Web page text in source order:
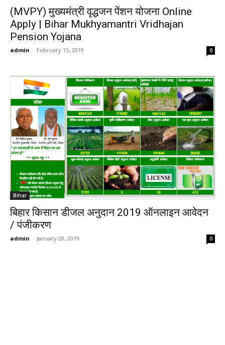
(MVPY) मुख्यमंत्री वृद्धजन पेंशन योजना Online
Apply | Bihar Mukhyamantri Vridhajan
Pension Yojana
admin - February 15, 2019 0
Bihar
बिहार किसान डीजल अनुदान 2019 ऑनलाइन आवेदन
/ पंजीकरण
admin - January 28, 2019 0